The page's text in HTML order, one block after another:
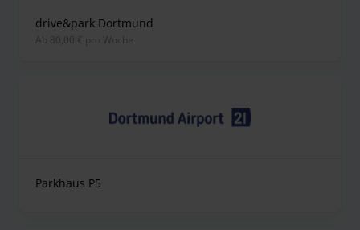
drive&park Dortmund
ab 80,00 € pro Woche
Parkhaus P5